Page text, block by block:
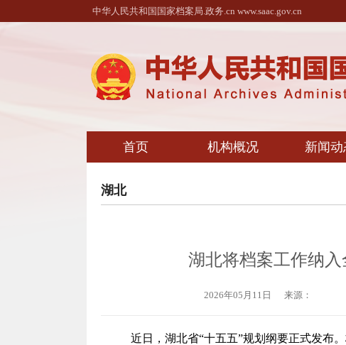
中华人民共和国国家档案局.政务.cn www.saac.gov.cn
首页 机构概况 新闻动
湖北
湖北将档案工作纳
2026年05月11日 来源：
近日，湖北省“十五五”规划纲要正式发布